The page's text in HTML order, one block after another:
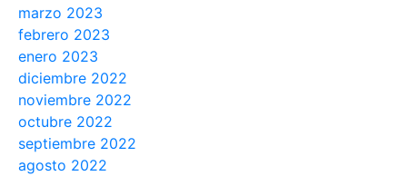
marzo 2023
febrero 2023
enero 2023
diciembre 2022
noviembre 2022
octubre 2022
septiembre 2022
agosto 2022